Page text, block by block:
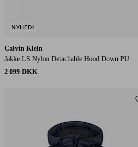
Calvin Klein
Jakke LS Nylon Detachable Hood Down PU
2 099 DKK
NYHED!
favoritter